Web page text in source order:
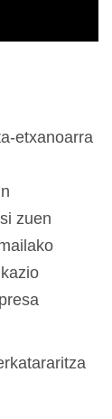
etxanoarra
zuen